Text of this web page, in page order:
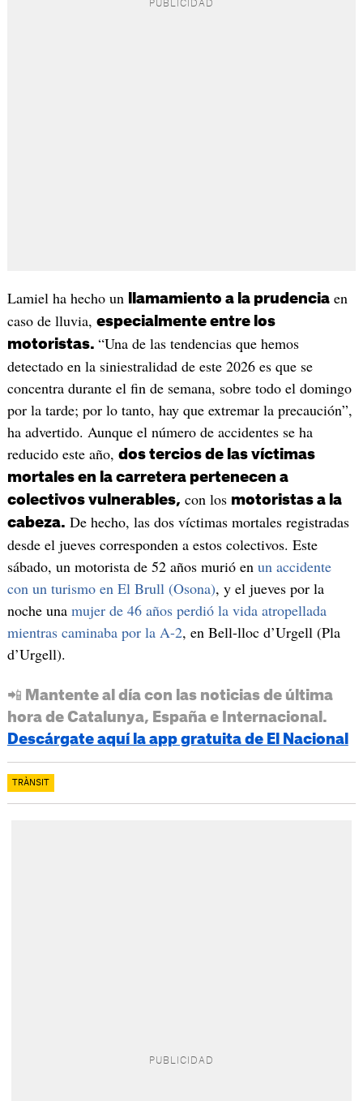
Lamiel ha hecho un llamamiento a la prudenciaen
caso de lluvia, especialmente entre los
motoristas. “Una de las tendencias que hemos
detectado en la siniestralidad de este 2026 es que se
concentra durante el fin de semana, sobre todo el domingo
por la tarde; por lo tanto, hay que extremar la precaución”,
ha advertido. Aunque el número de accidentes se ha
reducido este año, dos tercios de las víctimas
mortales en la carretera pertenecen a
colectivos vulnerables, con los motoristas a la
cabeza. De hecho, las dos víctimas mortales registradas
desde el jueves corresponden a estos colectivos. Este
sábado, un motorista de 52 años murió en un accidente
con un turismo en El Brull (Osona), y el jueves por la
noche una mujer de 46 años perdió la vida atropellada
mientras caminaba por la A-2, en Bell-lloc d’Urgell (Pla
d’Urgell).
📲 Mantente al día con las noticias de última
hora de Catalunya, España e Internacional.
Descárgate aquí la app gratuita de El Nacional
TRÀNSIT